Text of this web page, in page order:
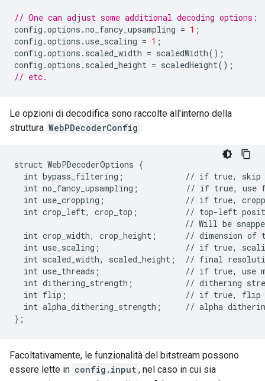
// One can adjust some additional decoding options:
config .options .no_fancy_upsampling = 1 ;
config .options .use_scaling = 1 ;
config .options . scaled_width = scaledWidth();
config .options . scaled_height = scaledHeight();
// etc.
Le opzioni di decodifica sono raccolte all'interno della
struttura WebPDecoderConfig :
struct WebPDecoderOptions {
int bypass_filtering;             // if true, skip
int no_fancy_upsampling;          // if true, use
int use_cropping;                 // if true,
int crop_left, crop_top;          // top-left
// Will be
int crop_width, crop_height;      // dimension of
int use_scaling;                  // if true,
int scaled_width, scaled_height;  // final
int use_threads;                  // if true, use
int dithering_strength;           // dithering
int flip;                         // if true, flip
int alpha_dithering_strength;     // alpha
Facoltativamente, le funzionalità del bitstream possono
essere lette in config.input , nel caso in cui sia